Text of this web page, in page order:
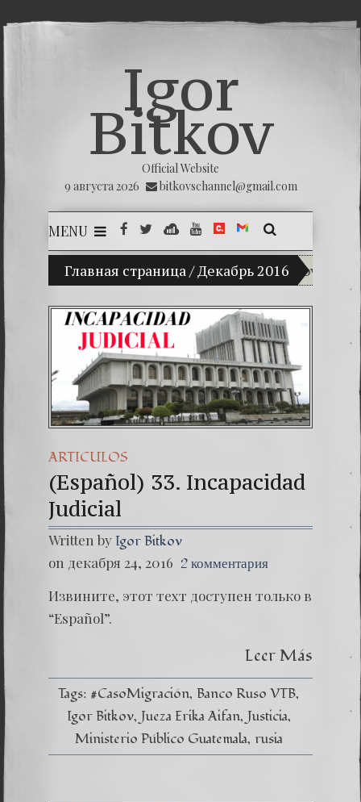
Igor
Bitkov
Official Website
9 августа 2026
bitkovschannel@gmail.com
MENU
Главная страница/Декабрь 2016
(Español) Mi hijo Vladimir Bitkov, una
Dr. Erwin
ARTICULOS
(Español) 33. Incapacidad
Judicial
Written by Igor Bitkov
on декабря 24, 2016 2 комментария
Извините, этот техт доступен только в
“Español”.
Leer Más
Tags: #CasoMigración Banco Ruso VTB
Igor Bitkov Jueza Erika Aifan Justicia
Ministerio Público Guatemala rusia